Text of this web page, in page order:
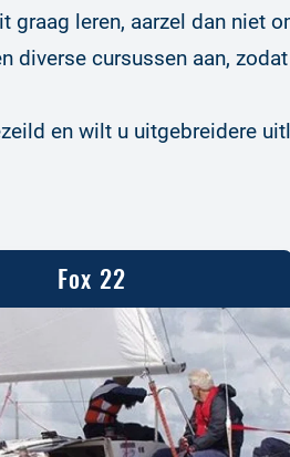
graag leren, aarzel dan niet
diverse cursussen aan,
en wilt u uitgebreidere
Fox 22